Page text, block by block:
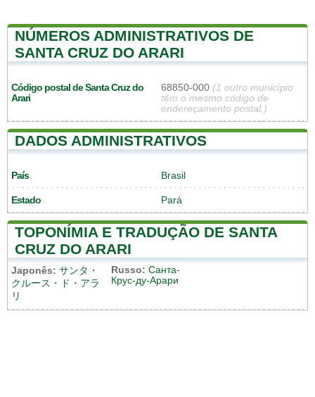
NÚMEROS ADMINISTRATIVOS DE
SANTA CRUZ DO ARARI
Código postal de Santa Cruz do
Arari
68850-000 (1 outro município
têm o mesmo código de
endereçamento postal.)
DADOS ADMINISTRATIVOS
País Brasil
Estado Pará
TOPONÍMIA E TRADUÇÃO DE SANTA
CRUZ DO ARARI
Japonês: サンタ・
クルース・ド・アラ
リ
Russo: Санта-
Крус-ду-Арари